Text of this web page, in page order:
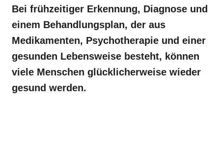
Bei frühzeitiger Erkennung, Diagnose und
einem Behandlungsplan, der aus
Medikamenten, Psychotherapie und einer
gesunden Lebensweise besteht, können
viele Menschen glücklicherweise wieder
gesund werden.